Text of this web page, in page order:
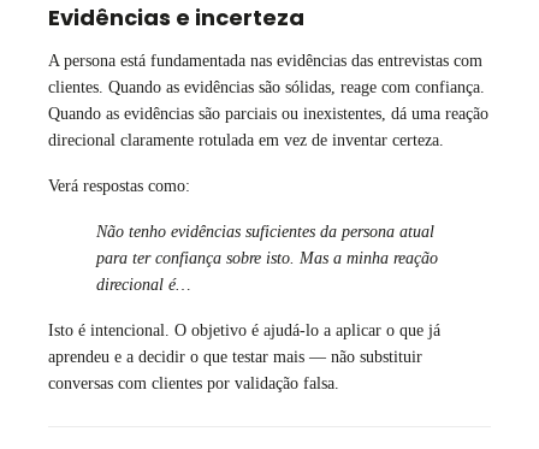
Evidências e incerteza
A persona está fundamentada nas evidências das entrevistas com
clientes. Quando as evidências são sólidas, reage com confiança.
Quando as evidências são parciais ou inexistentes, dá uma reação
direcional claramente rotulada em vez de inventar certeza.
Verá respostas como:
Não tenho evidências suficientes da persona atual
para ter confiança sobre isto. Mas a minha reação
direcional é…
Isto é intencional. O objetivo é ajudá-lo a aplicar o que já
aprendeu e a decidir o que testar mais — não substituir
conversas com clientes por validação falsa.